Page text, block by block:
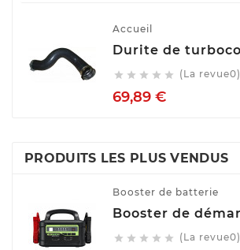
Accueil
     (La revue0)
69,89 €Prix
PRODUITS LES PLUS VENDUS
Booster de batterie
     (La revue0)